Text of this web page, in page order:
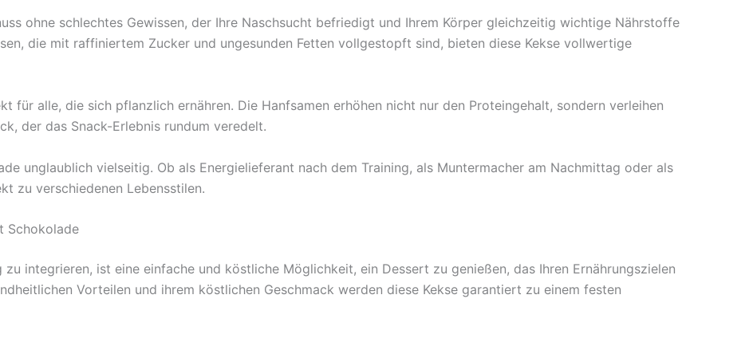
ohne schlechtes Gewissen, der Ihre Naschsucht befriedigt und Ihrem Körper gleichzeitig wichtige Nährstoffe
die mit raffiniertem Zucker und ungesunden Fetten vollgestopft sind, bieten diese Kekse vollwertige
für alle, die sich pflanzlich ernähren. Die Hanfsamen erhöhen nicht nur den Proteingehalt, sondern verleihen
der das Snack-Erlebnis rundum veredelt.
unglaublich vielseitig. Ob als Energielieferant nach dem Training, als Muntermacher am Nachmittag oder als
zu verschiedenen Lebensstilen.
Schokolade
integrieren, ist eine einfache und köstliche Möglichkeit, ein Dessert zu genießen, das Ihren Ernährungszielen
Vorteilen und ihrem köstlichen Geschmack werden diese Kekse garantiert zu einem festen